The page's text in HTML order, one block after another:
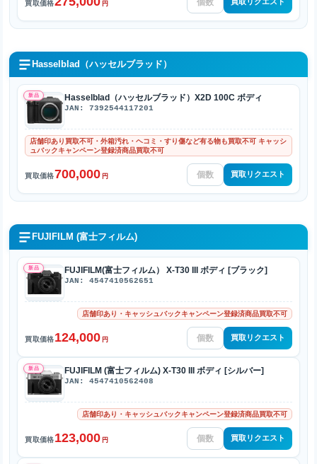
買取価格 円
Hasselblad（ハッセルブラッド）
新品 Hasselblad（ハッセルブラッド）X2D 100C ボディ
JAN: 7392544117201
店舗印あり買取不可・外箱汚れ・ヘコミ・すり傷など有る物も買取不可 キャッシ
ュバックキャンペーン登録済商品買取不可
買取価格700,000 円 買取リクエスト
FUJIFILM (富士フィルム)
新品 FUJIFILM(富士フィルム） X-T30 III ボディ [ブラック]
JAN: 4547410562651
店舗印あり・キャッシュバックキャンペーン登録済商品買取不可
買取価格124,000 円 買取リクエスト
新品 FUJIFILM (富士フィルム) X-T30 III ボディ [シルバー]
JAN: 4547410562408
店舗印あり・キャッシュバックキャンペーン登録済商品買取不可
買取価格123,000 円 買取リクエスト